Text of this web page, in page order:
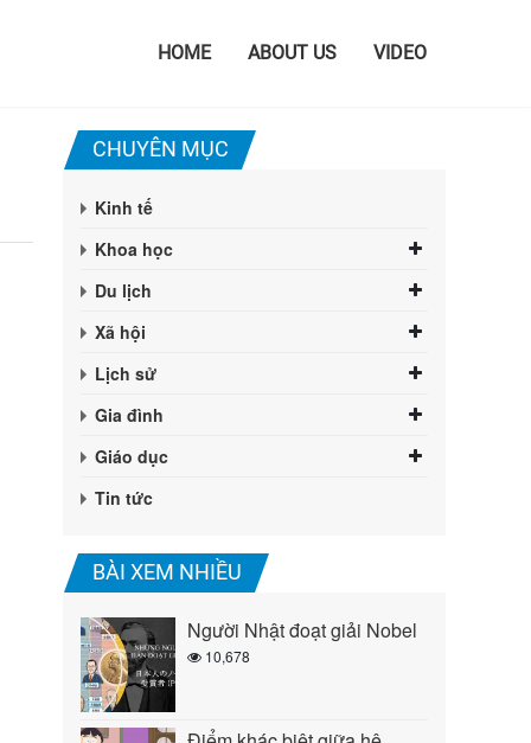
HOME ABOUT US VIDEO
CHUYÊN MỤC
Kinh tế
Khoa học
Du lịch
Xã hội
Lịch sử
Gia đình
Giáo dục
Tin tức
BÀI XEM NHIỀU
Người Nhật đoạt giải Nobel
10,678